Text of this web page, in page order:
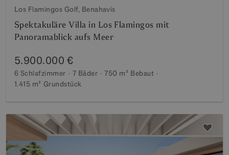
Los Flamingos Golf, Benahavis
Spektakuläre Villa in Los Flamingos mit
Panoramablick aufs Meer
5.900.000 €
6 Schlafzimmer 7 Bäder 750 m² Bebaut
1.415 m² Grundstück